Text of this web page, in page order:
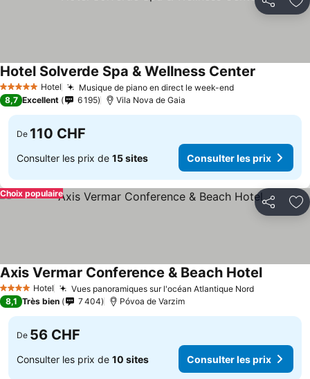
Partager
5 Étoiles Hotel Musique de piano en direct le week-end
Hotel Solverde Spa & Wellness Center
8,7 Excellent 6 195 Vila Nova de Gaia
De 110 CHF
Consulter les prix de 15 sites Consulter les prix
Partager
Choix populaire
4 Étoiles Hotel Vues panoramiques sur l'océan Atlantique Nord
Axis Vermar Conference & Beach Hotel
8,1 Très bien 7 404 Póvoa de Varzim
De 56 CHF
Consulter les prix de 10 sites Consulter les prix